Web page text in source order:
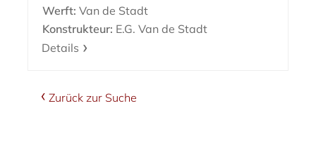
Werft: Van de Stadt
Konstrukteur: E.G. Van de Stadt
Details
Zurück zur Suche